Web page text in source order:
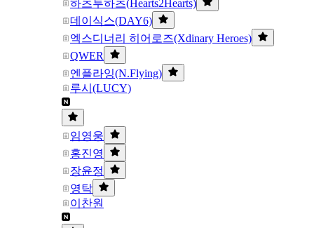
하츠투하츠(Hearts2Hearts)
데이식스(DAY6)
엑스디너리 히어로즈(Xdinary Heroes)
QWER
엔플라잉(N.Flying)
루시(LUCY)
임영웅
홍진영
장윤정
영탁
이찬원